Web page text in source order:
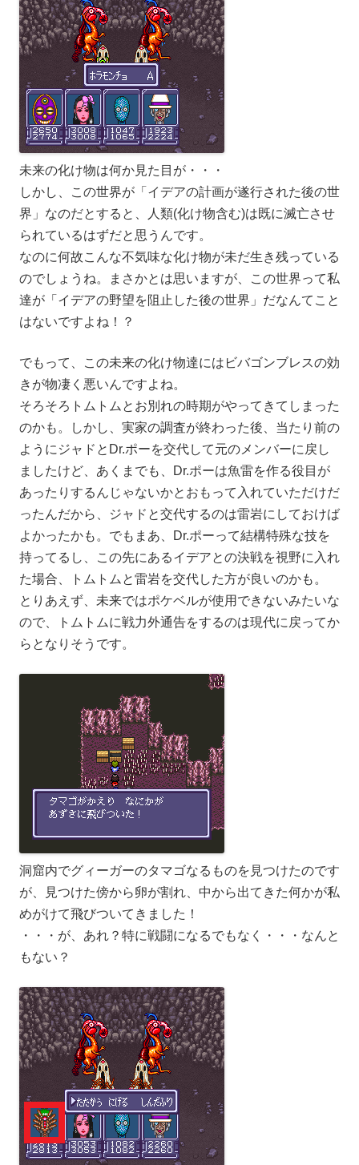
未来の化け物は何か見た目が・・・
しかし、この世界が「イデアの計画が遂行された後の世
界」なのだとすると、人類(化け物含む)は既に滅亡させ
られているはずだと思うんです。
なのに何故こんな不気味な化け物が未だ生き残っている
のでしょうね。まさかとは思いますが、この世界って私
達が「イデアの野望を阻止した後の世界」だなんてこと
はないですよね！？
でもって、この未来の化け物達にはビバゴンブレスの効
きが物凄く悪いんですよね。
そろそろトムトムとお別れの時期がやってきてしまった
のかも。しかし、実家の調査が終わった後、当たり前の
ようにジャドとDr.ポーを交代して元のメンバーに戻し
ましたけど、あくまでも、Dr.ポーは魚雷を作る役目が
あったりするんじゃないかとおもって入れていただけだ
ったんだから、ジャドと交代するのは雷岩にしておけば
よかったかも。でもまあ、Dr.ポーって結構特殊な技を
持ってるし、この先にあるイデアとの決戦を視野に入れ
た場合、トムトムと雷岩を交代した方が良いのかも。
とりあえず、未来ではポケベルが使用できないみたいな
ので、トムトムに戦力外通告をするのは現代に戻ってか
らとなりそうです。
洞窟内でグィーガーのタマゴなるものを見つけたのです
が、見つけた傍から卵が割れ、中から出てきた何かが私
めがけて飛びついてきました！
・・・が、あれ？特に戦闘になるでもなく・・・なんと
もない？